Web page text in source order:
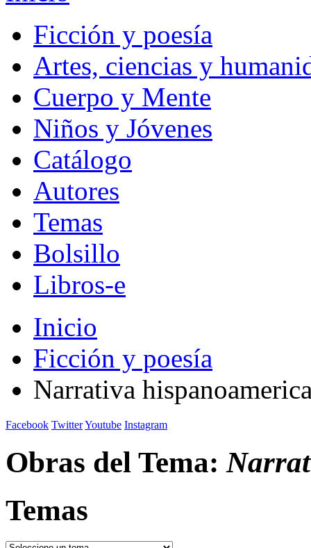
Ficción y poesía
Artes, ciencias y
Cuerpo y Mente
Niños y Jóvenes
Catálogo
Autores
Temas
Bolsillo
Libros-e
Inicio
Ficción y poesía
Narrativa
Facebook TwitterYoutube Instagram
Obras del Tema:
Temas